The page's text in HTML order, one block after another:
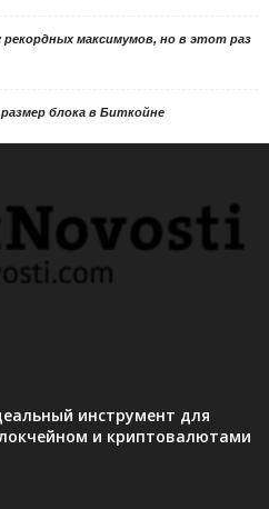
максимумов, но в этот раз
блока в Биткойне
инструмент для
и криптовалютами